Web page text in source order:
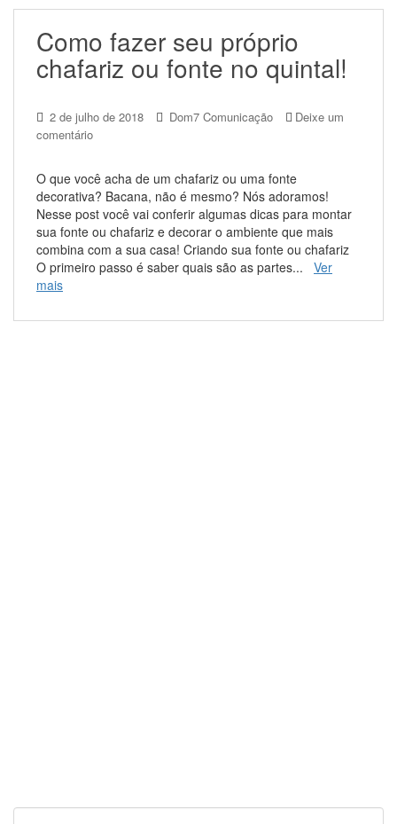
Como fazer seu próprio
chafariz ou fonte no quintal!
2 de julho de 2018 Dom7 Comunicação
Deixe um
comentário
O que você acha de um chafariz ou uma fonte
decorativa? Bacana, não é mesmo? Nós adoramos!
Nesse post você vai conferir algumas dicas para montar
sua fonte ou chafariz e decorar o ambiente que mais
combina com a sua casa! Criando sua fonte ou chafariz
O primeiro passo é saber quais são as partes... Ver
mais